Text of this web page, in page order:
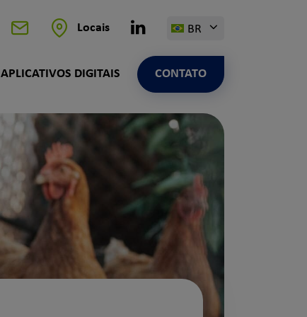
Contato
Locais Linkedin BR
APLICATIVOS DIGITAIS CONTATO